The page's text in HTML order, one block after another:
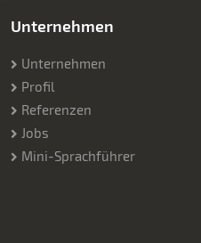
Unternehmen
Unternehmen
Profil
Referenzen
Jobs
Mini-Sprachführer